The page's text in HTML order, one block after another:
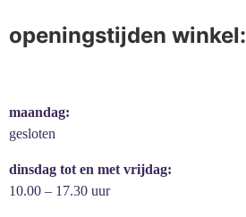
openingstijden winkel:
maandag:
gesloten
dinsdag tot en met vrijdag:
10.00 – 17.30 uur